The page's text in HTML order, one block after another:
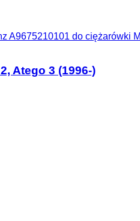
A9675210101 do ciężarówki
Atego 3 (1996-)